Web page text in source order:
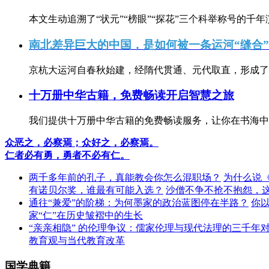
本文生动追溯了“状元”“榜眼”“探花”三个科举称号的千
南北差异巨大的中国，是如何被一条运河“缝合
京杭大运河自春秋始建，经隋代贯通、元代取直，形成
十万册中华古籍，免费畅读开启智慧之旅
我们提供十万册中华古籍的免费畅读服务，让你在书海
众恶之，必察焉；众好之，必察焉。
仁者必有勇，勇者不必有仁。
两千多年前的孔子，真能教会你怎么混职场？ 为什么说
有诺贝尔奖，谁最有可能入选？ 沙僧不争不抢不抱怨，
通往“兼爱”的阶梯：为何墨家的政治蓝图停在半路？ 你
家“仁”在历史皱褶中的生长
“亲亲相隐” 的伦理争议：儒家伦理与现代法理的三千年
教育观与当代教育改革
国学典籍